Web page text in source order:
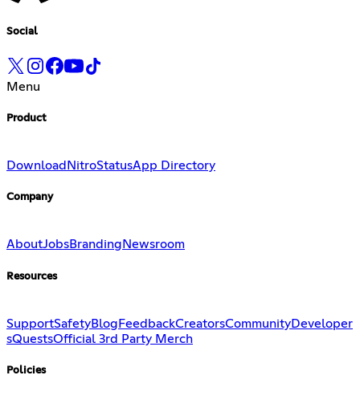
Social
Menu
Product
Download NitroStatusApp Directory
Company
AboutJobsBranding Newsroom
Resources
SupportSafetyBlog FeedbackCreatorsCommunityDeveloper
sQuestsOfficial 3rd Party Merch
Policies